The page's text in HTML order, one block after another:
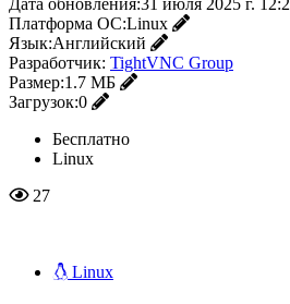
Дата обновления:31 июля 2025 г.
Платформа ОС:Linux
Язык:Английский
Разработчик: TightVNC Group
Размер:1.7 МБ
Загрузок:0
Бесплатно
Linux
27
Linux